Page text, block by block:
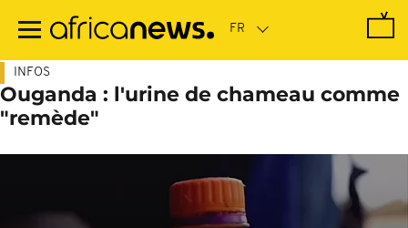
contenu
INFOS
Ouganda : l'urine de chameau comme
"remède"